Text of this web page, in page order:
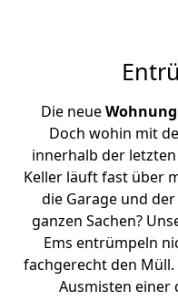
Die neueWohnung
Doch wohin mit
innerhalb der
Keller läuft fast über
die Garage und
ganzen Sachen?
Ems entrümpeln
fachgerecht den
Ausmisten einer